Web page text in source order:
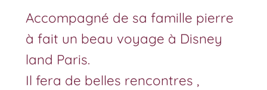
Accompagné de sa famille pierre
à fait un beau voyage à Disney
land Paris.
Il fera de belles rencontres ,